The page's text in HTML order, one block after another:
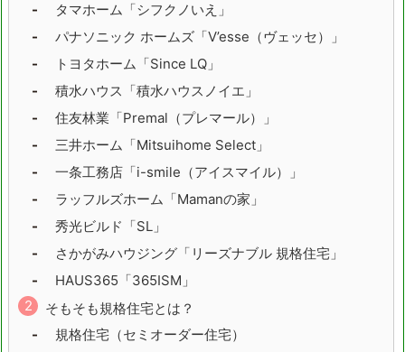
茨城県
栃木県
埼玉県
東京都
新潟県
石川県
山梨県
静岡県
タマホーム「シフクノいえ」
パナソニック ホームズ「V’esse（ヴェッセ）」
トヨタホーム「Since LQ」
積水ハウス「積水ハウスノイエ」
住友林業「Premal（プレマール）」
三井ホーム「Mitsuihome Select」
一条工務店「i-smile（アイスマイル）」
ラッフルズホーム「Mamanの家」
秀光ビルド「SL」
さかがみハウジング「リーズナブル 規格住宅」
HAUS365「365ISM」
そもそも規格住宅とは？
規格住宅（セミオーダー住宅）